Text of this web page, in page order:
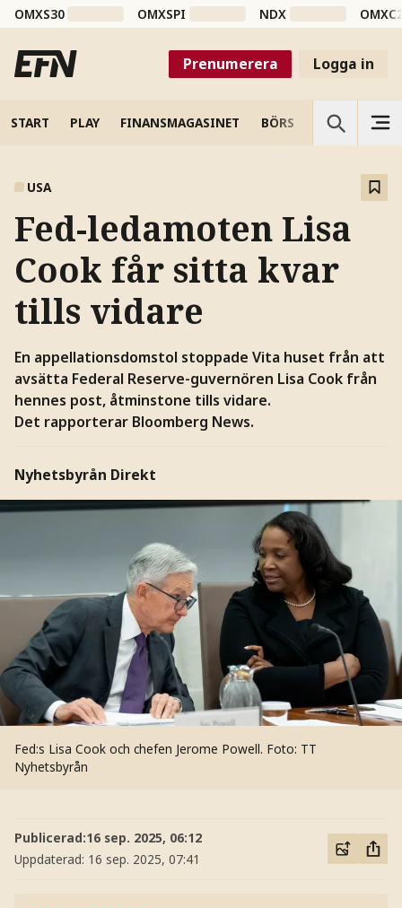
OMXS30 OMXSPI NDX
Prenumerera Logga in
START PLAY FINANSMAGASINET BÖRS VETENSKAP
USA
Fed-ledamoten Lisa
Cook får sitta kvar
tills vidare
En appellationsdomstol stoppade Vita huset från att
avsätta Federal Reserve-guvernören Lisa Cook från
hennes post, åtminstone tills vidare.
Det rapporterar Bloomberg News.
Nyhetsbyrån Direkt
Fed:s Lisa Cook och chefen Jerome Powell. Foto: TT
Nyhetsbyrån
Publicerad:16 sep. 2025, 06:12
Uppdaterad: 16 sep. 2025, 07:41